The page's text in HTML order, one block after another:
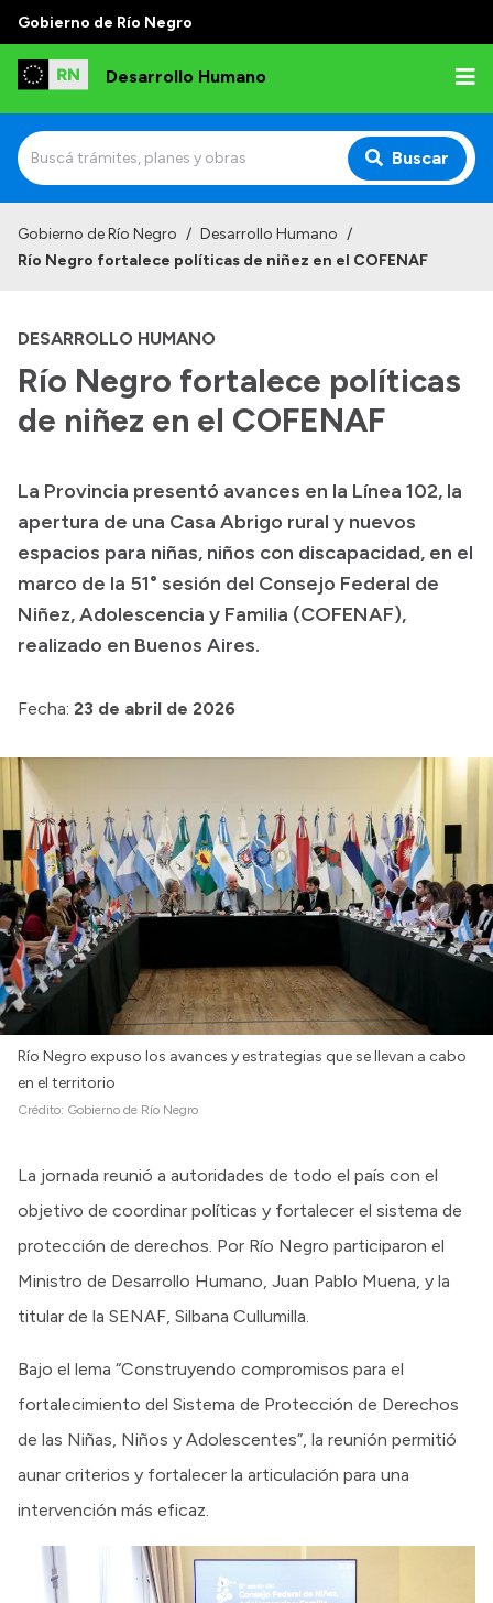
Gobierno de Río Negro
Desarrollo Humano
Buscar
Delegaciones
Normativa
Transparencia
Presupuesto
Boletín Oficial
Compras y licitaciones
Consulta de pago a proveedores
Intranet
Login
Gobierno de Río Negro / Desarrollo Humano /
Río Negro fortalece políticas de niñez en el COFENAF
DESARROLLO HUMANO
Río Negro fortalece políticas
de niñez en el COFENAF
La Provincia presentó avances en la Línea 102, la
apertura de una Casa Abrigo rural y nuevos
espacios para niñas, niños con discapacidad, en el
marco de la 51° sesión del Consejo Federal de
Niñez, Adolescencia y Familia (COFENAF),
realizado en Buenos Aires.
Fecha: 23 de abril de 2026
Río Negro expuso los avances y estrategias que se llevan a cabo
en el territorio
Crédito: Gobierno de Río Negro
La jornada reunió a autoridades de todo el país con el
objetivo de coordinar políticas y fortalecer el sistema de
protección de derechos. Por Río Negro participaron el
Ministro de Desarrollo Humano, Juan Pablo Muena, y la
titular de la SENAF, Silbana Cullumilla.
Bajo el lema “Construyendo compromisos para el
fortalecimiento del Sistema de Protección de Derechos
de las Niñas, Niños y Adolescentes”, la reunión permitió
aunar criterios y fortalecer la articulación para una
intervención más eficaz.